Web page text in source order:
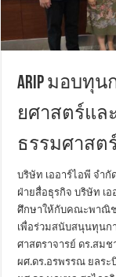
ARIP มอบ
ยศาสตร์แล
ธรรมศาสต
บริษัท เออาร์ไอพี จำ
ฝ่ายสื่อธุรกิจ บริษัท เ
ศึกษาให้กับคณะพาณิ
เพื่อร่วมสนับสนุนทุนก
ศาสตราจารย์ ดร.สม
ผศ.ดร.อรพรรณ ยลร